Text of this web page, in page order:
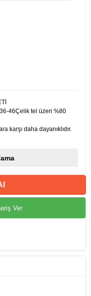
46Çelik tel üzeri %80
karşı daha dayanıklıdır.
Ver